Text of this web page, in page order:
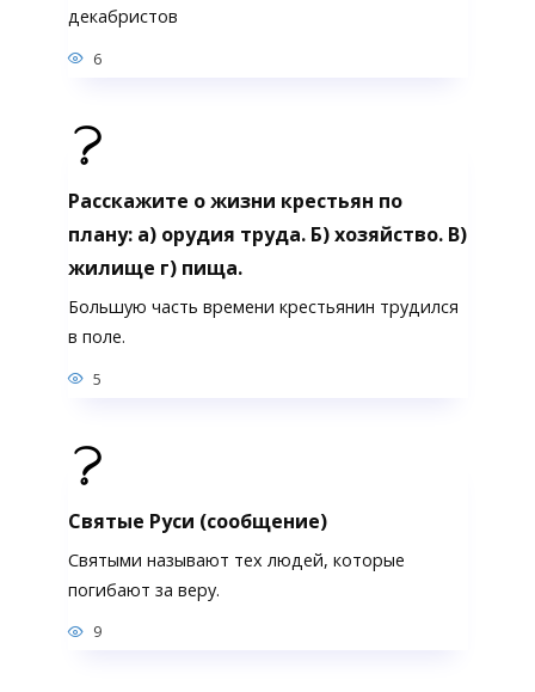
декабристов
6
Расскажите о жизни крестьян по
плану: а) орудия труда. Б) хозяйство. В)
жилище г) пища.
Большую часть времени крестьянин трудился
в поле.
5
Святые Руси (сообщение)
Святыми называют тех людей, которые
погибают за веру.
9